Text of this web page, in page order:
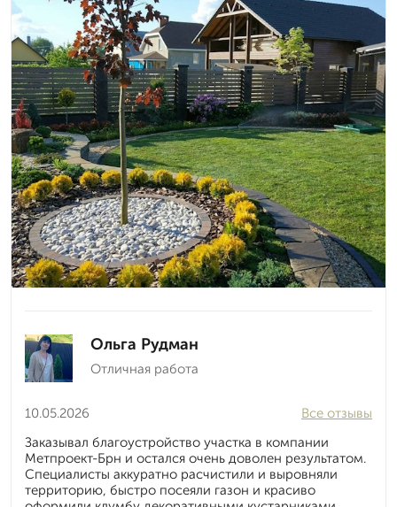
Ольга Рудман
Отличная работа
10.05.2026
Все отзывы
Заказывал благоустройство участка в компании
Метпроект-Брн и остался очень доволен результатом.
Специалисты аккуратно расчистили и выровняли
территорию, быстро посеяли газон и красиво